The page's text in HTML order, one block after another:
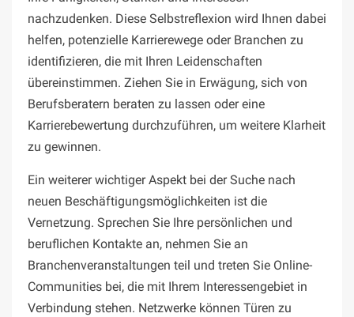
nachzudenken. Diese Selbstreflexion wird Ihnen dabei
helfen, potenzielle Karrierewege oder Branchen zu
identifizieren, die mit Ihren Leidenschaften
übereinstimmen. Ziehen Sie in Erwägung, sich von
Berufsberatern beraten zu lassen oder eine
Karrierebewertung durchzuführen, um weitere Klarheit
zu gewinnen.
Ein weiterer wichtiger Aspekt bei der Suche nach
neuen Beschäftigungsmöglichkeiten ist die
Vernetzung. Sprechen Sie Ihre persönlichen und
beruflichen Kontakte an, nehmen Sie an
Branchenveranstaltungen teil und treten Sie Online-
Communities bei, die mit Ihrem Interessengebiet in
Verbindung stehen. Netzwerke können Türen zu